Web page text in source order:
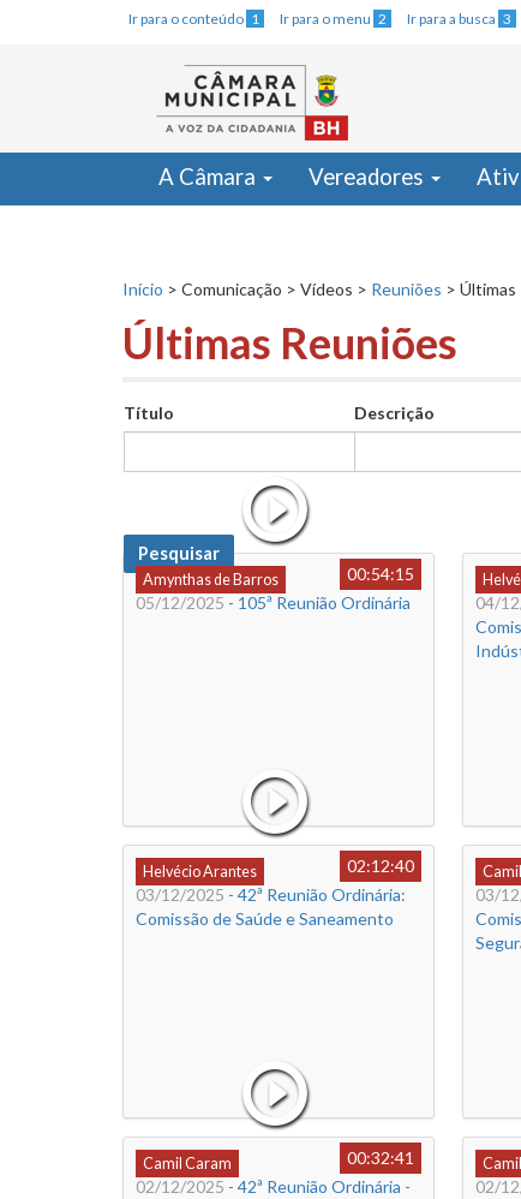
Ir para o conteúdo 1 Ir para o menu 2 Ir para a busca 3
A Câmara Vereadores
Início > Comunicação > Vídeos > Reuniões > Últimas
Últimas Reuniões
Título Descrição
Pesquisar
Amynthas de Barros
00:54:15
05/12/2025 - 105ª Reunião Ordinária
04/
Helvécio Arantes
02:12:40
03/12/2025 - 42ª Reunião Ordinária:
Comissão de Saúde e Saneamento
03/
Camil Caram
00:32:41
02/12/2025 - 42ª Reunião Ordinária -
02/